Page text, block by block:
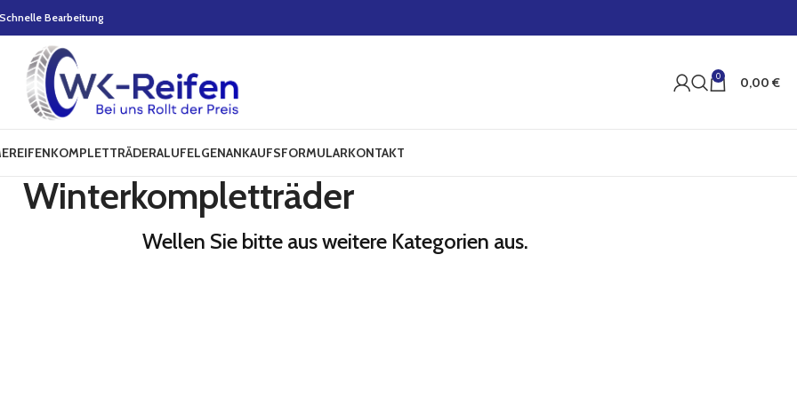
Bearbeitung
0 0,00 €
REIFENKOMPLETTRÄDERALUFELGENANKAUFSFORMULARKONTAKT
Winterkompletträder
Wellen Sie bitte aus weitere Kategorien aus.